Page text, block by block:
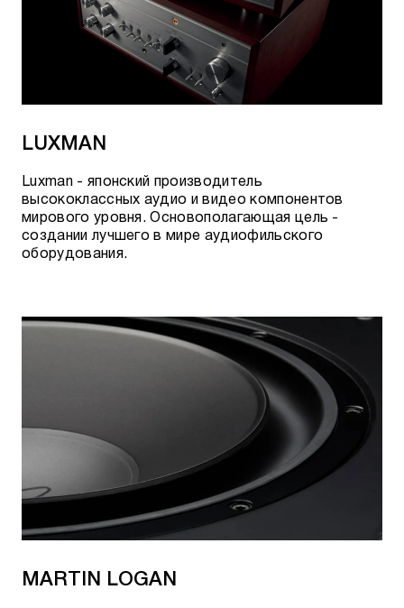
LUXMAN
Luxman - японский производитель
высококлассных аудио и видео компонентов
мирового уровня. Основополагающая цель -
создании лучшего в мире аудиофильского
оборудования.
MARTIN LOGAN